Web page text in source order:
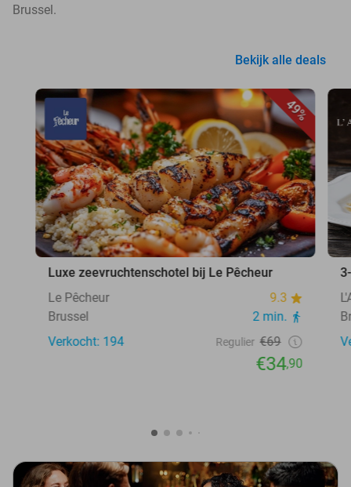
Brussel.
Bekijk alle deals
49%
Luxe zeevruchtenschotel bij Le Pêcheur
Le Pêcheur
9.3
Brussel
2 min.
Verkocht: 194
Regulier €69
€34,90